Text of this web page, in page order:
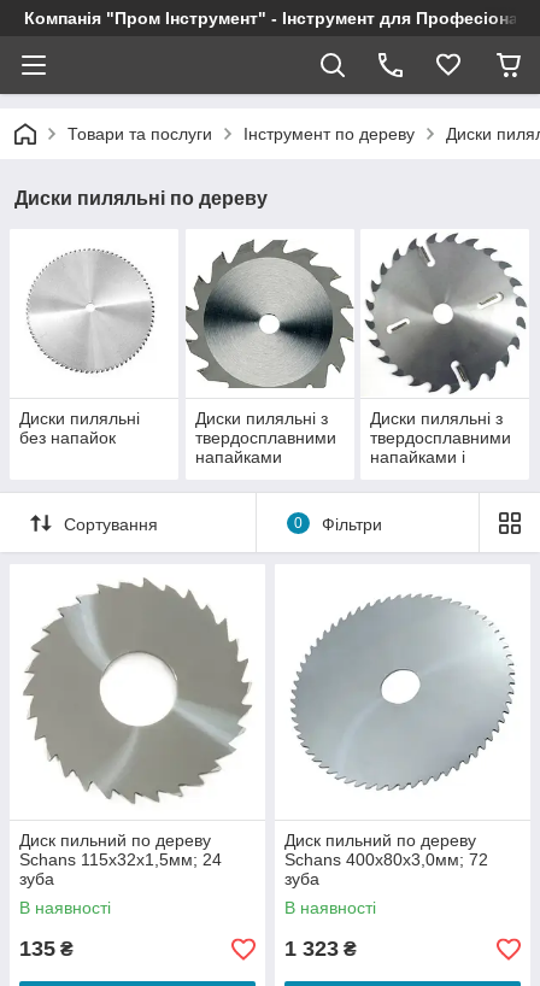
Компанія "Пром Інструмент" - Інструмент для
Товари та послуги Інструмент по дереву Диски
Диски пиляльні по дереву
Диски пиляльні
без напайок
Диски пиляльні з
твердосплавними
напайками
Диски пиляльні з
твердосплавними
напайками і
ножами
Сортування
0 Фільтри
Диск пильний по дереву
Schans 115х32х1,5мм; 24
зуба
В наявності
135 ₴
Диск пильний по дереву
Schans 400х80х3,0мм; 72
зуба
В наявності
1 323 ₴